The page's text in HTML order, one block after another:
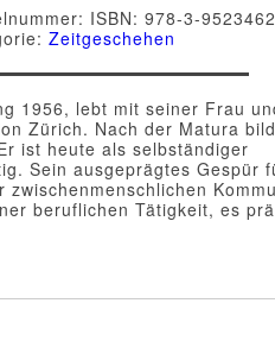
ISBN: 978-3-
Zeitgeschehen
1956, lebt mit seiner Frau
Zürich. Nach der Matura
ist heute als selbständiger
Sein ausgeprägtes Gespür
zwischenmenschlichen
beruflichen Tätigkeit, es